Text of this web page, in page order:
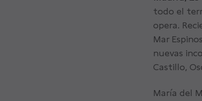
todo el
opera.
Mar
nuevas
Castillo,
María del